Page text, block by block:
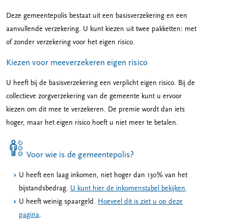
Deze gemeentepolis bestaat uit een basisverzekering en een
aanvullende verzekering. U kunt kiezen uit twee pakketten: met
of zonder verzekering voor het eigen risico.
Kiezen voor meeverzekeren eigen risico
U heeft bij de basisverzekering een verplicht eigen risico. Bij de
collectieve zorgverzekering van de gemeente kunt u ervoor
kiezen om dit mee te verzekeren. De premie wordt dan iets
hoger, maar het eigen risico hoeft u niet meer te betalen.
Voor wie is de gemeentepolis?
U heeft een laag inkomen, niet hoger dan 130% van het
bijstandsbedrag. U kunt hier de inkomenstabel bekijken.
U heeft weinig spaargeld. Hoeveel dit is ziet u op deze
pagina.